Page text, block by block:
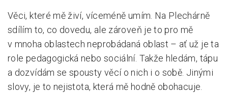
Věci, které mě živí, víceméně umím. Na Plechárně
sdílím to, co dovedu, ale zároveň je to pro mě
v mnoha oblastech neprobádaná oblast – ať už je ta
role pedagogická nebo sociální. Takže hledám, tápu
a dozvídám se spousty věcí o nich i o sobě. Jinými
slovy, je to nejistota, která mě hodně obohacuje.